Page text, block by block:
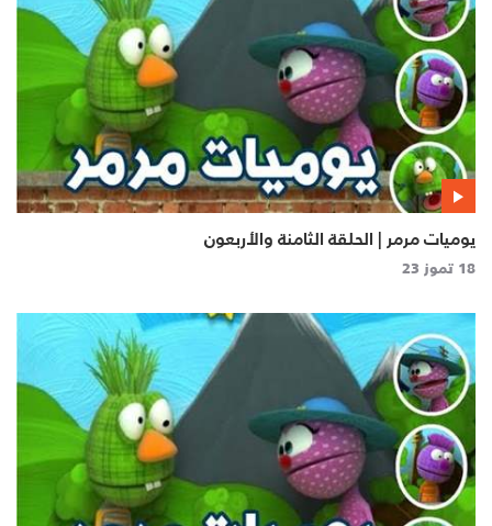
يوميات مرمر | الحلقة الثامنة والأربعون
18 تموز 23